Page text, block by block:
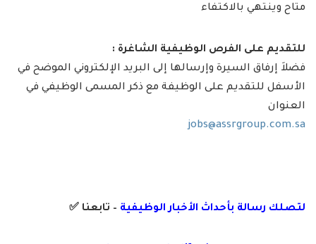
متاح وينتهي بالاكتفاء
للتقديم على الفرص الوظيفية الشاغرة :
فضلاَ إرفاق السيرة وإرسالها إلى البريد الإلكتروني الموضح في
الأسفل للتقديم على الوظيفة مع ذكر المسمى الوظيفي في
العنوان
jobs@assrgroup.com.sa
لتصلك رسالة بأحداث الأخبار الوظيفية – تابعنا ✅